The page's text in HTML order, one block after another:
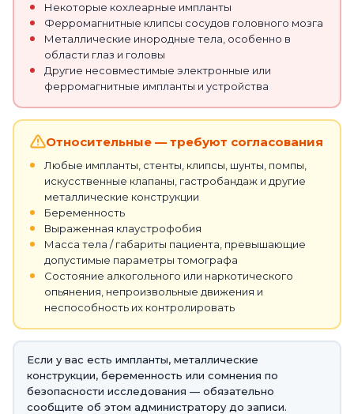
Некоторые кохлеарные импланты
Ферромагнитные клипсы сосудов головного мозга
Металлические инородные тела, особенно в
области глаз и головы
Другие несовместимые электронные или
ферромагнитные импланты и устройства
Относительные — требуют согласования
Любые импланты, стенты, клипсы, шунты, помпы,
искусственные клапаны, гастробандаж и другие
металлические конструкции
Беременность
Выраженная клаустрофобия
Масса тела / габариты пациента, превышающие
допустимые параметры томографа
Состояние алкогольного или наркотического
опьянения, непроизвольные движения и
неспособность их контролировать
Если у вас есть импланты, металлические
конструкции, беременность или сомнения по
безопасности исследования — обязательно
сообщите об этом администратору до записи.